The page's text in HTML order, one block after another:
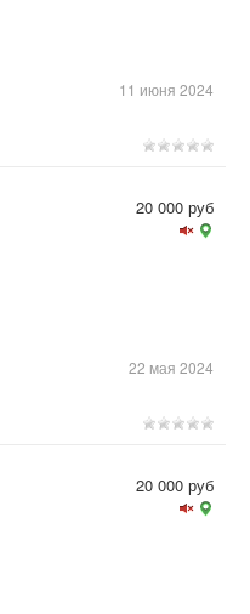
11 июня 2024
22 мая 2024
20 000 руб
20 000 руб